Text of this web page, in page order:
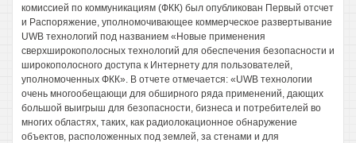
комиссией по коммуникациям (ФКК) был опубликован Первый отсчет
и Распоряжение, уполномочивающее коммерческое развертывание
UWB технологий под названием «Новые применения
сверхширокополосных технологий для обеспечения безопасности и
широкополосного доступа к Интернету для пользователей,
уполномоченных ФКК». В отчете отмечается: «UWB технологии
очень многообещающи для обширного ряда применений, дающих
большой выигрыш для безопасности, бизнеса и потребителей во
многих областях, таких, как радиолокационное обнаружение
объектов, расположенных под землей, за стенами и для